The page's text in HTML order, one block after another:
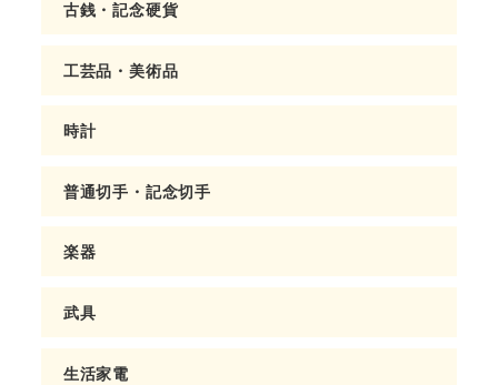
古銭・記念硬貨
工芸品・美術品
時計
普通切手・記念切手
楽器
武具
生活家電